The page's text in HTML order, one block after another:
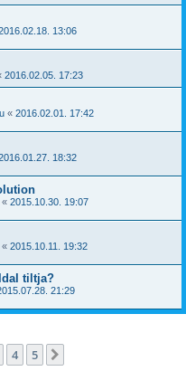
13:06
2016.02.05. 17:23
« 2016.02.01. 17:42
18:32
« 2015.10.30. 19:07
« 2015.10.11. 19:32
tiltja?
21:29
4 5